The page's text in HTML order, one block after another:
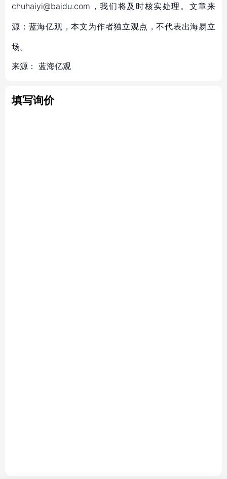
chuhaiyi@baidu.com，我们将及时核实处理。文章来
源：蓝海亿观，本文为作者独立观点，不代表出海易立
场。
来源： 蓝海亿观
填写询价